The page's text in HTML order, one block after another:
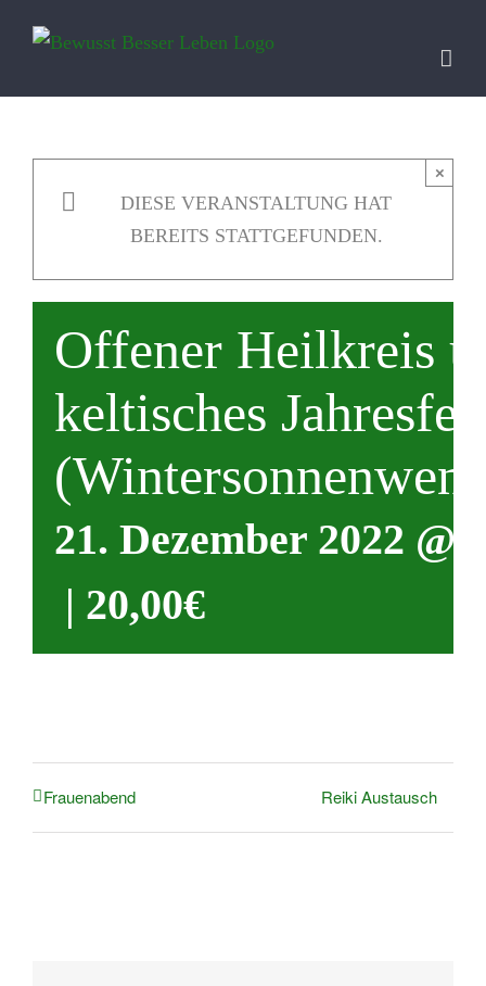
Inhalt
DIESE VERANSTALTUNG HAT
BEREITS STATTGEFUNDEN.
×
Offener Heilkreis
keltisches
21. Dezember 2022 @
| 20,00€
Frauenabend Reiki Austausch